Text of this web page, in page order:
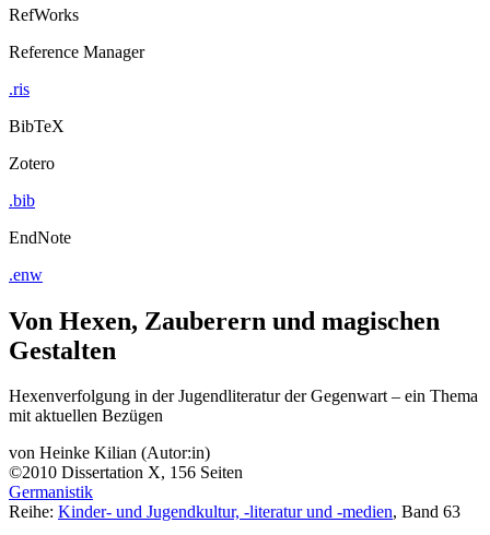
RefWorks
Reference Manager
.ris
BibTeX
Zotero
.bib
EndNote
.enw
Von Hexen, Zauberern und magischen
Gestalten
Hexenverfolgung in der Jugendliteratur der Gegenwart – ein Thema
mit aktuellen Bezügen
von Heinke Kilian (Autor:in)
©2010 Dissertation X, 156 Seiten
Germanistik
Reihe: Kinder- und Jugendkultur, -literatur und -medien, Band 63